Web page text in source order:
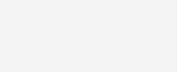
тона, Успокаивающий,